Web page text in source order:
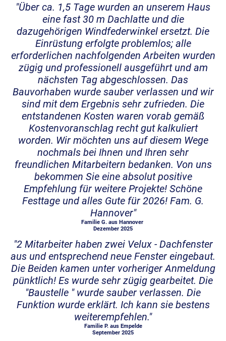
"Über ca. 1,5 Tage wurden an unserem Haus
eine fast 30 m Dachlatte und die
dazugehörigen Windfederwinkel ersetzt. Die
Einrüstung erfolgte problemlos; alle
erforderlichen nachfolgenden Arbeiten wurden
zügig und professionell ausgeführt und am
nächsten Tag abgeschlossen. Das
Bauvorhaben wurde sauber verlassen und wir
sind mit dem Ergebnis sehr zufrieden. Die
entstandenen Kosten waren vorab gemäß
Kostenvoranschlag recht gut kalkuliert
worden. Wir möchten uns auf diesem Wege
nochmals bei Ihnen und Ihren sehr
freundlichen Mitarbeitern bedanken. Von uns
bekommen Sie eine absolut positive
Empfehlung für weitere Projekte! Schöne
Festtage und alles Gute für 2026! Fam. G.
Hannover"
Familie G. aus Hannover
Dezember 2025
"2 Mitarbeiter haben zwei Velux - Dachfenster
aus und entsprechend neue Fenster eingebaut.
Die Beiden kamen unter vorheriger Anmeldung
pünktlich! Es wurde sehr zügig gearbeitet. Die
"Baustelle " wurde sauber verlassen. Die
Funktion wurde erklärt. Ich kann sie bestens
weiterempfehlen."
Familie P. aus Empelde
September 2025